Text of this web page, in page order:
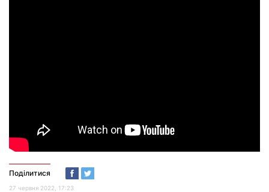
Поділитися
27 червня 2022, 17:23